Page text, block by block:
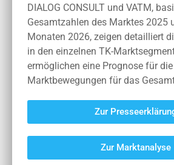
DIALOG CONSULT und VATM,
Gesamtzahlen des Marktes 2025
Monaten 2026, zeigen detailliert
in den einzelnen TK-
ermöglichen eine Prognose für
Marktbewegungen für das
Zur
Zur Marktanalyse